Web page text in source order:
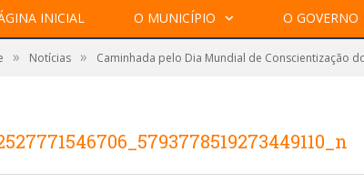
INICIAL O MUNICÍPIO O GOVERNO
» Notícias » Caminhada pelo Dia Mundial de Conscientização